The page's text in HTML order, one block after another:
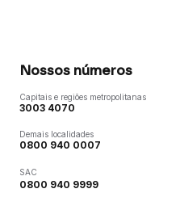
Nossos números
Capitais e regiões metropolitanas
3003 4070
Demais localidades
0800 940 0007
SAC
0800 940 9999